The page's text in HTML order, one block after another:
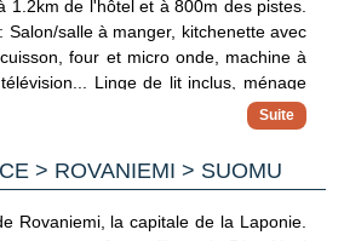
1.2km de l'hôtel et à 800m des pistes.
Salon/salle à manger, kitchenette avec
four et micro onde, machine à
Linge de lit inclus, ménage
rechaufferont après des journées à la
double et une chambre en
la vie finlandaise.
> ROVANIEMI > SUOMU
Rovaniemi, la capitale de la Laponie.